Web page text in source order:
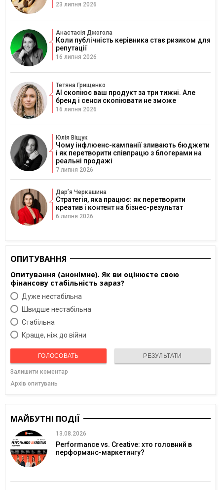
23 липня 2026
Анастасія Джогола
Коли публічність керівника стає ризиком для
репутації
16 липня 2026
Тетяна Грищенко
AI скопіює ваш продукт за три тижні. Але
бренд і сенси скопіювати не зможе
16 липня 2026
Юлія Віщук
Чому інфлюенс-кампанії зливають бюджети
і як перетворити співпрацю з блогерами на
реальні продажі
7 липня 2026
Дарʼя Черкашина
Стратегія, яка працює: як перетворити
креатив і контент на бізнес-результат
6 липня 2026
ОПИТУВАННЯ
Опитування (анонімне). Як ви оцінюєте свою
фінансову стабільність зараз?
Дуже нестабільна
Швидше нестабільна
Cтабільна
Краще, ніж до війни
ГОЛОСОВАТЬ РЕЗУЛЬТАТИ
Залишити коментар
Архів опитувань
МАЙБУТНІ ПОДІЇ
13.08.2026
Performance vs. Creative: хто головний в
перформанс-маркетингу?